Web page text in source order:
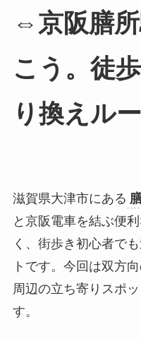
⇔京阪膳
こう。徒
り換えル
滋賀県大津市にある
と京阪電車を結ぶ便
く、街歩き初心者で
トです。今回は双方
周辺の立ち寄りスポ
す。